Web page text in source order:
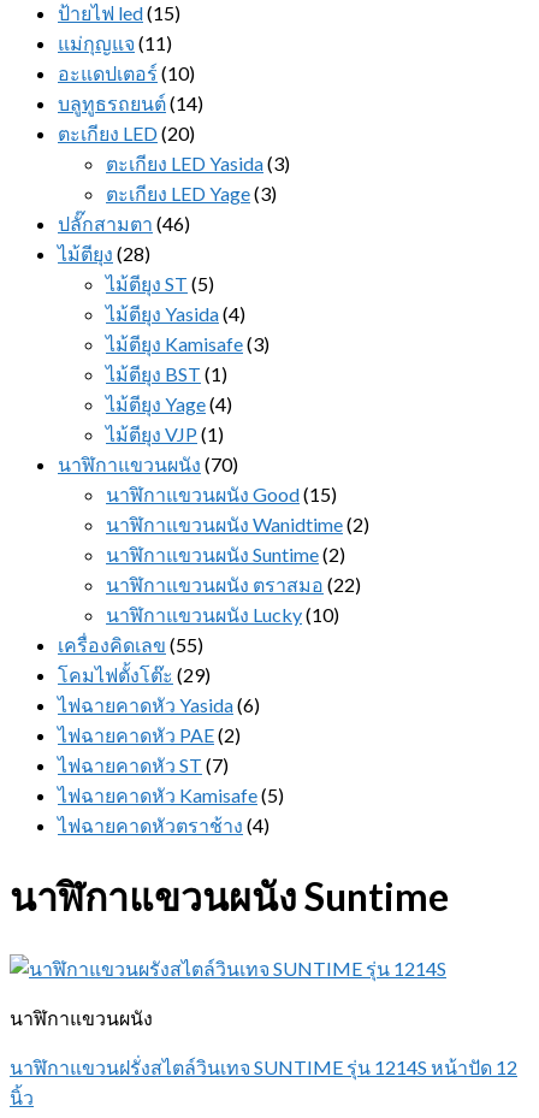
ป้ายไฟ led(15)
แม่กุญแจ (11)
อะแดปเตอร์ (10)
บลูทูธรถยนต์(14)
ตะเกียง LED(20)
ตะเกียง LED Yasida(3)
ตะเกียง LED Yage(3)
ปลั๊กสามตา (46)
ไม้ตียุง (28)
ไม้ตียุง ST (5)
ไม้ตียุง Yasida(4)
ไม้ตียุง Kamisafe(3)
ไม้ตียุง BST (1)
ไม้ตียุง Yage(4)
ไม้ตียุง VJP (1)
นาฬิกาแขวนผนัง (70)
นาฬิกาแขวนผนัง Good(15)
นาฬิกาแขวนผนัง Wanidtime(2)
นาฬิกาแขวนผนัง Suntime(2)
นาฬิกาแขวนผนัง ตราสมอ (22)
นาฬิกาแขวนผนัง Lucky(10)
เครื่องคิดเลข (55)
โคมไฟตั้งโต๊ะ (29)
ไฟฉายคาดหัว Yasida(6)
ไฟฉายคาดหัว PAE(2)
ไฟฉายคาดหัว ST (7)
ไฟฉายคาดหัว Kamisafe(5)
ไฟฉายคาดหัวตราช้าง (4)
นาฬิกาแขวนผนัง Suntime
นาฬิกาแขวนผนัง
นาฬิกาแขวนฝรั่งสไตล์วินเทจ SUNTIME รุ่น 1214S หน้าปัด 12
นิ้ว